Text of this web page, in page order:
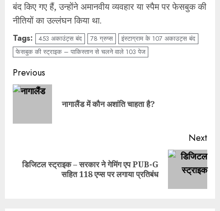
बंद किए गए हैं, उन्होंने अमानवीय व्यवहार या स्पैम पर फेसबुक की
नीतियों का उल्लंघन किया था.
Tags: 453 अकाउंट्स बंद 78 ग्रुप्स
इंस्टाग्राम के 107 अकाउट्स बंद
फेसबुक की स्ट्राइक – पाकिस्तान से चलने वाले 103 पेज
Continue
Reading
Previous
नागालैंड में कौन अशांति चाहता है?
Next
Next
डिजिटल स्ट्राइक – सरकार ने गेमिंग एप PUB-G
सहित 118 एप्स पर लगाया प्रतिबंध